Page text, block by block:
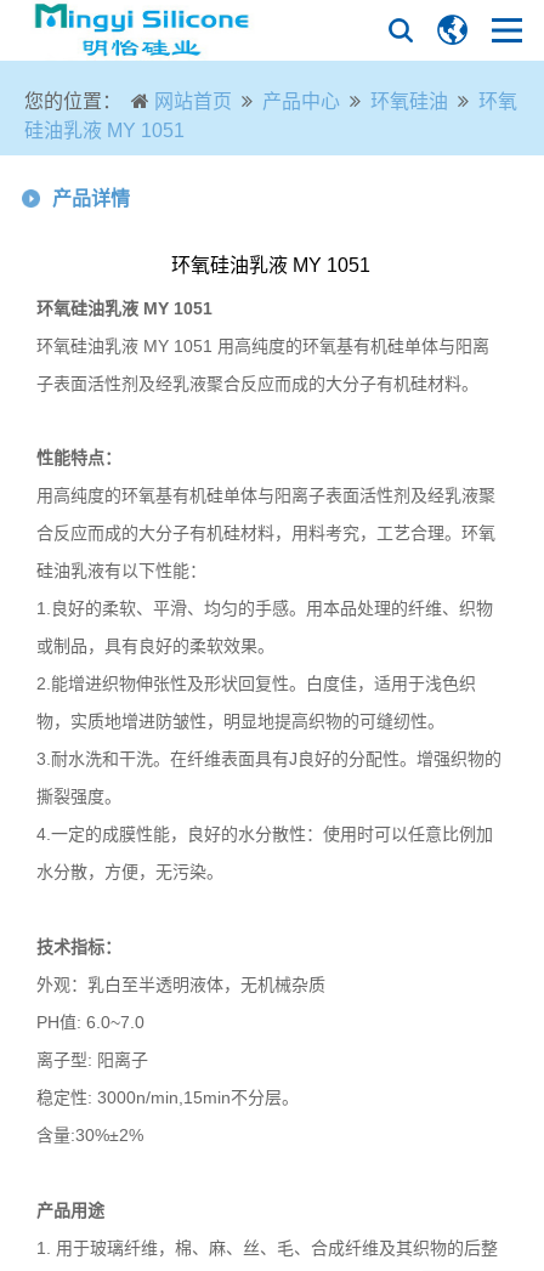
您的位置： 网站首页 产品中心 环氧硅油
环氧
硅油乳液 MY 1051
产品详情
环氧硅油乳液 MY 1051
环氧硅油乳液 MY 1051
环氧硅油乳液 MY 1051 用高纯度的环氧基有机硅单体与阳离
子表面活性剂及经乳液聚合反应而成的大分子有机硅材料。
性能特点：
用高纯度的环氧基有机硅单体与阳离子表面活性剂及经乳液聚
合反应而成的大分子有机硅材料，用料考究，工艺合理。环氧
硅油乳液有以下性能：
1.良好的柔软、平滑、均匀的手感。用本品处理的纤维、织物
或制品，具有良好的柔软效果。
2.能增进织物伸张性及形状回复性。白度佳，适用于浅色织
物，实质地增进防皱性，明显地提高织物的可缝纫性。
3.耐水洗和干洗。在纤维表面具有J良好的分配性。增强织物的
撕裂强度。
4.一定的成膜性能，良好的水分散性：使用时可以任意比例加
水分散，方便，无污染。
技术指标：
外观：乳白至半透明液体，无机械杂质
PH值: 6.0~7.0
离子型: 阳离子
稳定性: 3000n/min,15min不分层。
含量:30%±2%
产品用途
1. 用于玻璃纤维，棉、麻、丝、毛、合成纤维及其织物的后整